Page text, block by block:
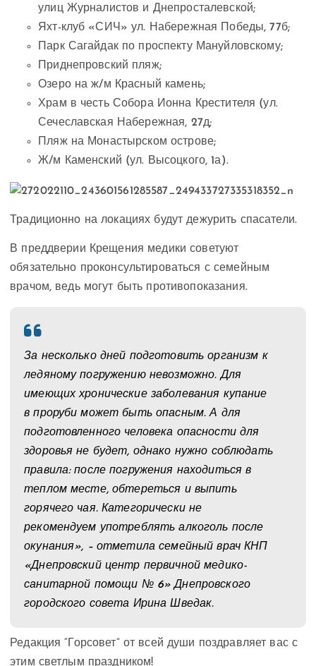
улиц Журналистов и Днепросталевской;
Яхт-клуб «СИЧ» ул. Набережная Победы, 77б;
Парк Сагайдак по проспекту Мануйловскому;
Приднепровский пляж;
Озеро на ж/м Красный камень;
Храм в честь Собора Ионна Крестителя (ул.
Сечеславская Набережная, 27д;
Пляж на Монастырском острове;
Ж/м Каменский (ул. Высоцкого, 1а).
Традиционно на локациях будут дежурить спасатели.
В преддверии Крещения медики советуют
обязательно проконсультироваться с семейным
врачом, ведь могут быть противопоказания.
За несколько дней подготовить организм к
ледяному погружению невозможно. Для
имеющих хронические заболевания купание
в проруби может быть опасным. А для
подготовленного человека опасности для
здоровья не будет, однако нужно соблюдать
правила: после погружения находиться в
теплом месте, обтереться и выпить
горячего чая. Категорически не
рекомендуем употреблять алкоголь после
окунания», – отметила семейный врач КНП
«Днепровский центр первичной медико-
санитарной помощи № 6» Днепровского
городского совета Ирина Шведак.
Редакция “Горсовет” от всей души поздравляет вас с
этим светлым праздником!